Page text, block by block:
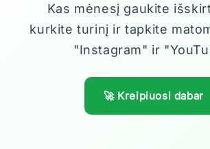
Kas mėnesį gaukite
kurkite turinį ir tapkite
"Instagram" ir
🚀 Kreipiuosi dabar